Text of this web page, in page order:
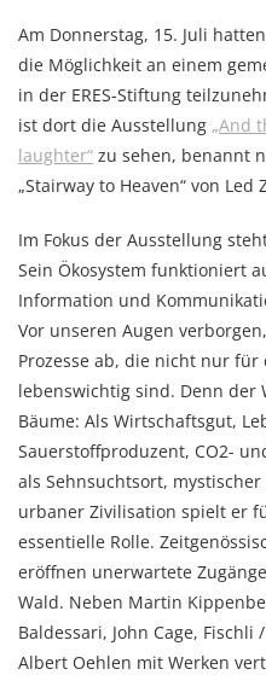
Am Donnerstag, 15. Juli
die Möglichkeit an einem
in der ERES-Stiftung
ist dort die Ausstellung „And
laughter“ zu sehen, benannt
„Stairway to Heaven“ von Led
Im Fokus der Ausstellung
Sein Ökosystem funktioniert
Information und
Vor unseren Augen
Prozesse ab, die nicht nur
lebenswichtig sind. Denn der
Bäume: Als Wirtschaftsgut,
Sauerstoffproduzent, CO2-
als Sehnsuchtsort,
urbaner Zivilisation spielt er
essentielle Rolle.
eröffnen unerwartete
Wald. Neben Martin
Baldessari, John Cage,
Albert Oehlen mit Werken